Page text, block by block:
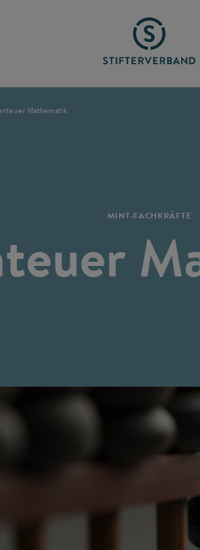
Mathematik
MINT-FACHKRÄFTE